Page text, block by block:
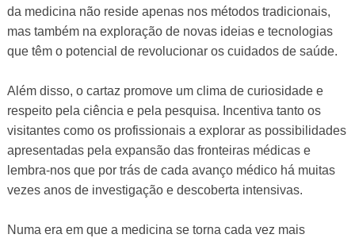
da medicina não reside apenas nos métodos tradicionais,
mas também na exploração de novas ideias e tecnologias
que têm o potencial de revolucionar os cuidados de saúde.
Além disso, o cartaz promove um clima de curiosidade e
respeito pela ciência e pela pesquisa. Incentiva tanto os
visitantes como os profissionais a explorar as possibilidades
apresentadas pela expansão das fronteiras médicas e
lembra-nos que por trás de cada avanço médico há muitas
vezes anos de investigação e descoberta intensivas.
Numa era em que a medicina se torna cada vez mais